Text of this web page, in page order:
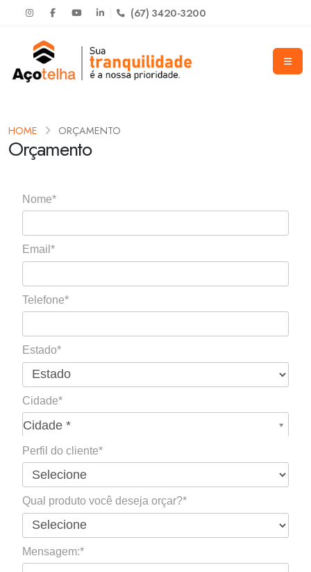
(67) 3420-3200
Orçamento
HOME ORÇAMENTO
Nome*
Email*
Telefone*
Estado*
Cidade*
Cidade *
Cidade*
Perfil do cliente*
Qual produto você deseja orçar?*
Mensagem:*